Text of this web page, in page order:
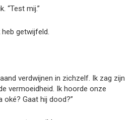
“Test mij.”
getwijfeld.
verdwijnen in zichzelf. Ik zag zijn
vermoeidheid. Ik hoorde onze
oké? Gaat hij dood?”